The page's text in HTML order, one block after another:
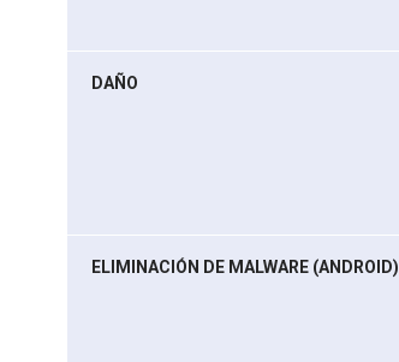
DAÑO
ELIMINACIÓN DE MALWARE (ANDROID)